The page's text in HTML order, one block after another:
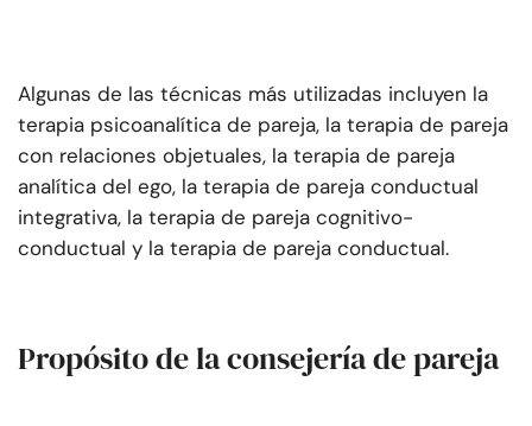
Algunas de las técnicas más utilizadas incluyen la
terapia psicoanalítica de pareja, la terapia de pareja
con relaciones objetuales, la terapia de pareja
analítica del ego, la terapia de pareja conductual
integrativa, la terapia de pareja cognitivo-
conductual y la terapia de pareja conductual.
Propósito de la consejería de pareja